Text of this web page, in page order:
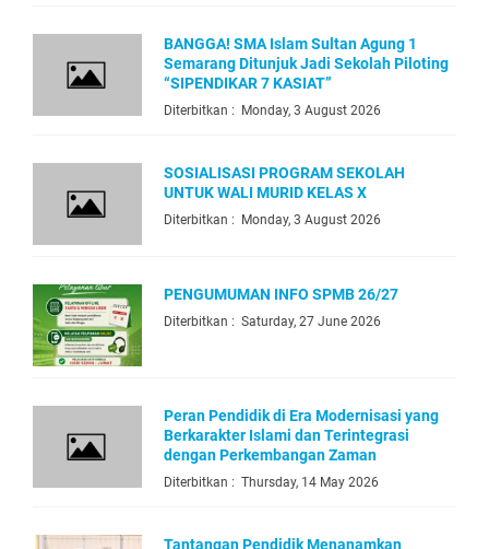
BANGGA! SMA Islam Sultan Agung 1
Semarang Ditunjuk Jadi Sekolah Piloting
“SIPENDIKAR 7 KASIAT”
Diterbitkan : Monday, 3 August 2026
SOSIALISASI PROGRAM SEKOLAH
UNTUK WALI MURID KELAS X
Diterbitkan : Monday, 3 August 2026
PENGUMUMAN INFO SPMB 26/27
Diterbitkan : Saturday, 27 June 2026
Peran Pendidik di Era Modernisasi yang
Berkarakter Islami dan Terintegrasi
dengan Perkembangan Zaman
Diterbitkan : Thursday, 14 May 2026
Tantangan Pendidik Menanamkan